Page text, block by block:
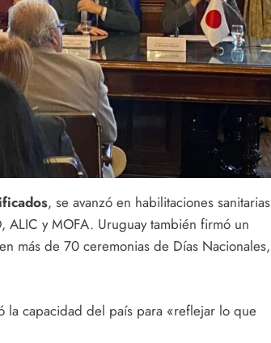
, se avanzó en habilitaciones sanitarias
ALIC y MOFA. Uruguay también firmó un
más de 70 ceremonias de Días Nacionales,
la capacidad del país para «reflejar lo que